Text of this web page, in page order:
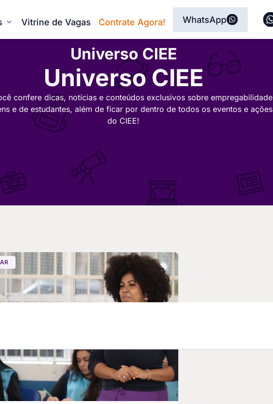
Vitrine de Vagas Contrate Agora! WhatsApp
Universo CIEE
Universo CIEE
confere dicas, notícias e conteúdos exclusivos sobre empregabilidade
e de estudantes, além de ficar por dentro de todos os eventos e ações
do CIEE!